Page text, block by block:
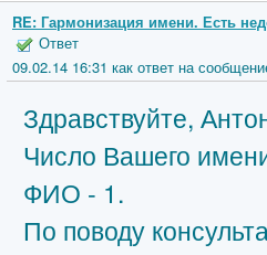
RE: Гармонизация имени. Есть
Ответ
09.02.14 16:31 как ответ на
Здравствуйте,
Число Вашего
ФИО - 1.
По поводу